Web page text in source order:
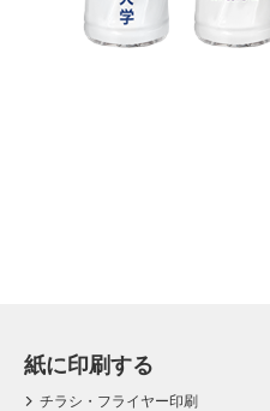
紙に印刷する
チラシ・フライヤー印刷